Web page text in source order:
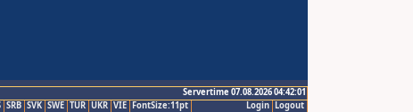
Servertime 07.08.2026 04:42:01
Logout
Login
SRB SVK SWE TUR UKR VIE FontSize:11pt